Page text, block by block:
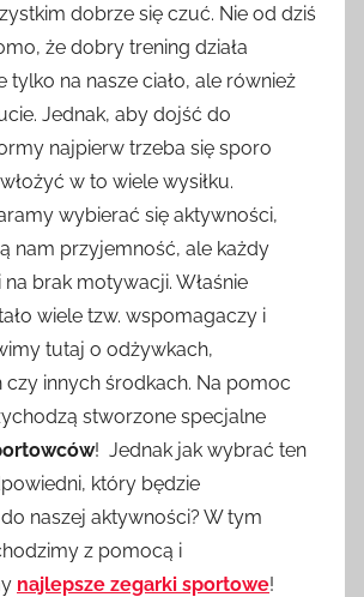
dobrze się czuć. Nie od dziś
że dobry trening działa
tylko na nasze ciało, ale również
Jednak, aby dojść do
najpierw trzeba się sporo
w to wiele wysiłku.
wybierać się aktywności,
nam przyjemność, ale każdy
brak motywacji. Właśnie
wiele tzw. wspomagaczy i
tutaj o odżywkach,
innych środkach. Na pomoc
stworzone specjalne
! Jednak jak wybrać ten
który będzie
naszej aktywności? W tym
z pomocą i
najlepsze zegarki sportowe!